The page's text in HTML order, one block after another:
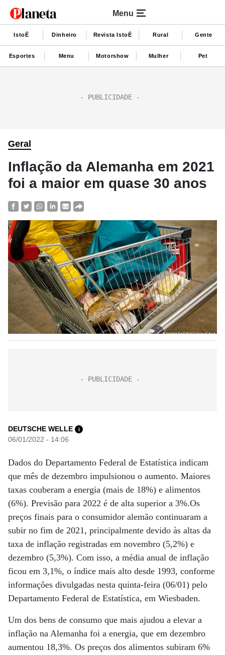
Menu
IstoÉ Dinheiro Revista IstoÉ Rural Gente
Esportes Menu Motorshow Mulher Pet
Geral
Inflação da Alemanha em 2021
foi a maior em quase 30 anos
DEUTSCHE WELLE i
06/01/2022 - 14:06
Dados do Departamento Federal de Estatística indicam
que mês de dezembro impulsionou o aumento. Maiores
taxas couberam a energia (mais de 18%) e alimentos
(6%). Previsão para 2022 é de alta superior a 3%.Os
preços finais para o consumidor alemão continuaram a
subir no fim de 2021, principalmente devido às altas da
taxa de inflação registradas em novembro (5,2%) e
dezembro (5,3%). Com isso, a média anual de inflação
ficou em 3,1%, o índice mais alto desde 1993, conforme
informações divulgadas nesta quinta-feira (06/01) pelo
Departamento Federal de Estatística, em Wiesbaden.
Um dos bens de consumo que mais ajudou a elevar a
inflação na Alemanha foi a energia, que em dezembro
aumentou 18,3%. Os preços dos alimentos subiram 6%